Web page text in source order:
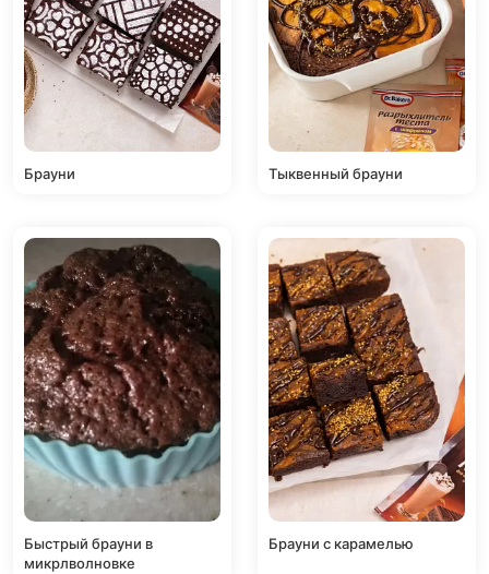
Брауни Тыквенный брауни
Быстрый брауни в
микрлволновке
Брауни с карамелью